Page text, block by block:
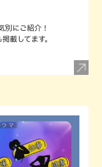
別にご紹介！
載してます。